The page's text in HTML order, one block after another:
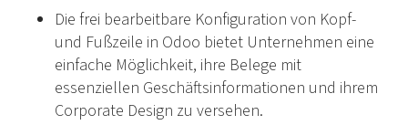
Die frei bearbeitbare Konfiguration von Kopf-
und Fußzeile in Odoo bietet Unternehmen eine
einfache Möglichkeit, ihre Belege mit
essenziellen Geschäftsinformationen und ihrem
Corporate Design zu versehen.